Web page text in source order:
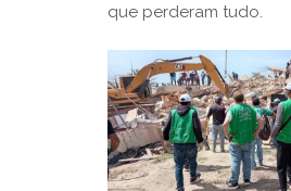
que perderam tudo.